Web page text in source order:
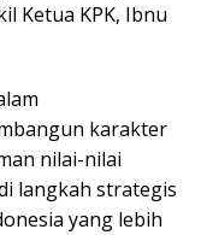
Ketua KPK, Ibnu
karakter
nilai-nilai
langkah strategis
yang lebih